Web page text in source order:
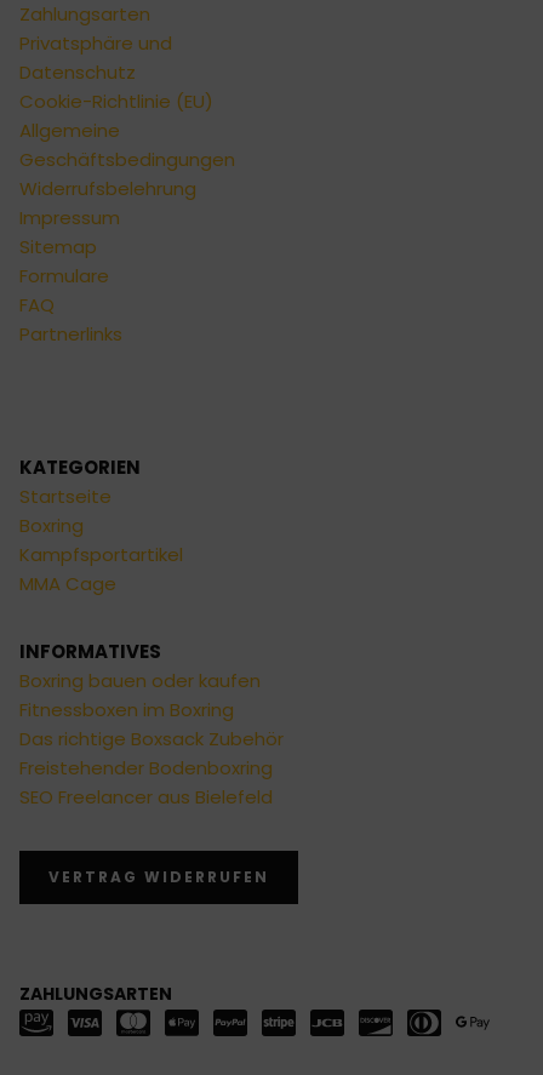
Zahlungsarten
Privatsphäre und
Datenschutz
Cookie-Richtlinie (EU)
Allgemeine
Geschäftsbedingungen
Widerrufsbelehrung
Impressum
Sitemap
Formulare
FAQ
Partnerlinks
KATEGORIEN
Startseite
Boxring
Kampfsportartikel
MMA Cage
INFORMATIVES
Boxring bauen oder kaufen
Fitnessboxen im Boxring
Das richtige Boxsack Zubehör
Freistehender Bodenboxring
SEO Freelancer aus Bielefeld
VERTRAG WIDERRUFEN
ZAHLUNGSARTEN